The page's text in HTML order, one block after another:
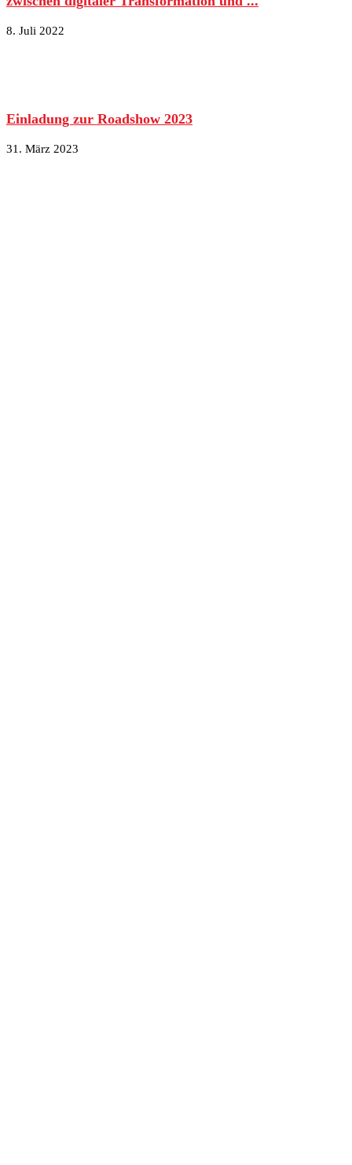
8. Juli 2022
Einladung zur Roadshow 2023
31. März 2023